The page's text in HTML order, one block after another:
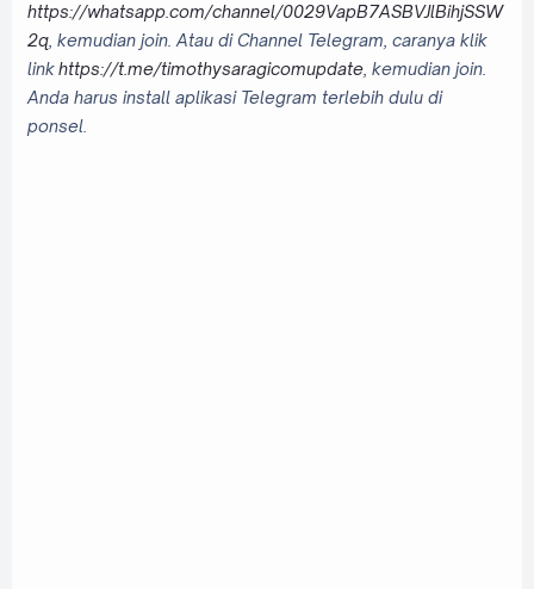
https://whatsapp.com/channel/0029VapB7ASBVJlBihjSSW
2q , kemudian join. Atau di Channel Telegram, caranya klik
linkhttps://t.me/timothysaragicomupdate , kemudian join.
Anda harus install aplikasi Telegram terlebih dulu di
ponsel.